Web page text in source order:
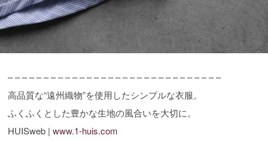
– – – – – – – – – – – – – – – – – – – – – – – – – – – – – –
高品質な“遠州織物”を使用したシンプルな衣服。
ふくふくとした豊かな生地の風合いを大切に。
HUISweb |www.1-huis.com